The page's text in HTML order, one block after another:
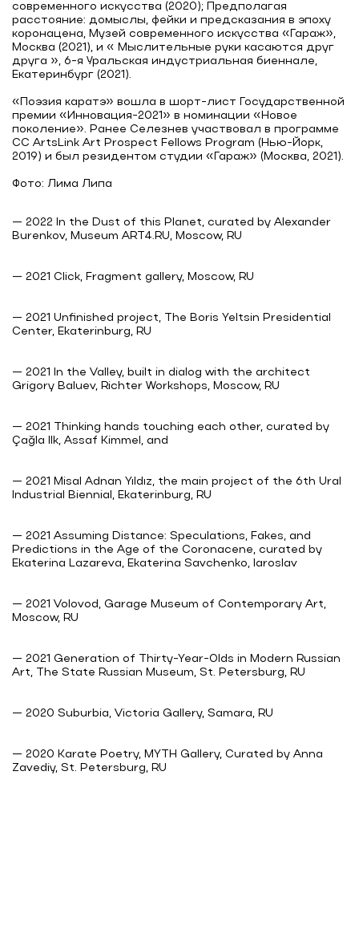
современного искусства (2020); Предполагая
расстояние: домыслы, фейки и предсказания в эпоху
коронацена, Музей современного искусства «Гараж»,
Москва (2021), и « Мыслительные руки касаются друг
друга », 6-я Уральская индустриальная биеннале,
Екатеринбург (2021).
«Поэзия каратэ» вошла в шорт-лист Государственной
премии «Инновация-2021» в номинации «Новое
поколение». Ранее Селезнев участвовал в программе
CC ArtsLink Art Prospect Fellows Program (Нью-Йорк,
2019) и был резидентом студии «Гараж» (Москва, 2021).
— 2022 In the Dust of this Planet, curated by Alexander
Burenkov, Museum ART4.RU, Moscow, RU
— 2021 Click, Fragment gallery, Moscow, RU
— 2021 Unfinished project, The Boris Yeltsin Presidential
Center, Ekaterinburg, RU
— 2021 In the Valley, built in dialog with the architect
Grigory Baluev, Richter Workshops, Moscow, RU
— 2021 Thinking hands touching each other, curated by
Çağla Ilk, Assaf Kimmel, and
— 2021 Misal Adnan Yıldız, the main project of the 6th Ural
Industrial Biennial, Ekaterinburg, RU
— 2021 Assuming Distance: Speculations, Fakes, and
Predictions in the Age of the Coronacene, curated by
Ekaterina Lazareva, Ekaterina Savchenko, Iaroslav
— 2021 Volovod, Garage Museum of Contemporary Art,
Moscow, RU
— 2021 Generation of Thirty-Year-Olds in Modern Russian
Art, The State Russian Museum, St. Petersburg, RU
— 2020 Suburbia, Victoria Gallery, Samara, RU
— 2020 Karate Poetry, MYTH Gallery, Curated by Anna
Zavediy, St. Petersburg, RU